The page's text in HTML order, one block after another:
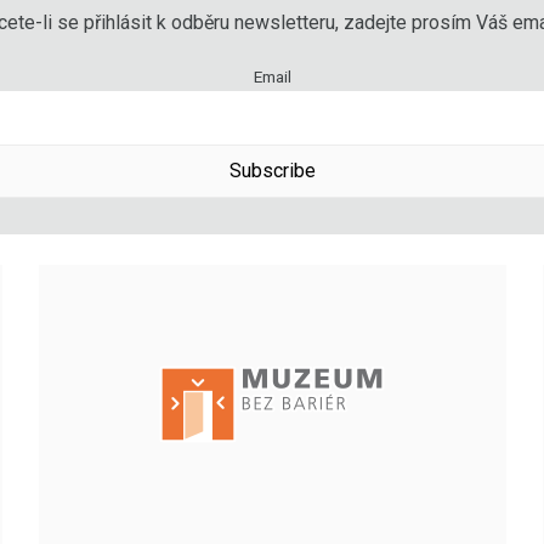
li se přihlásit k odběru newsletteru, zadejte prosím Váš
Email
Subscribe